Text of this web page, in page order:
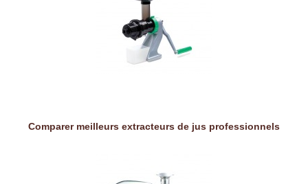
Comparer meilleurs extracteurs de jus professionnels